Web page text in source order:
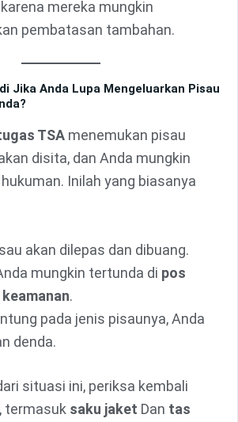
karena mereka mungkin
pembatasan tambahan.
Jika Anda Lupa Mengeluarkan Pisau
TSA menemukan pisau
disita, dan Anda mungkin
Inilah yang biasanya
akan dilepas dan dibuang.
mungkin tertunda di pos
.
pada jenis pisaunya, Anda
denda.
situasi ini, periksa kembali
termasuk saku jaket Dan tas